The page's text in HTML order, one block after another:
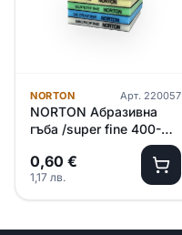
NORTON Арт. 220057
NORTON Абразивна
гъба /super fine 400-
0,60 €
1,17 лв.